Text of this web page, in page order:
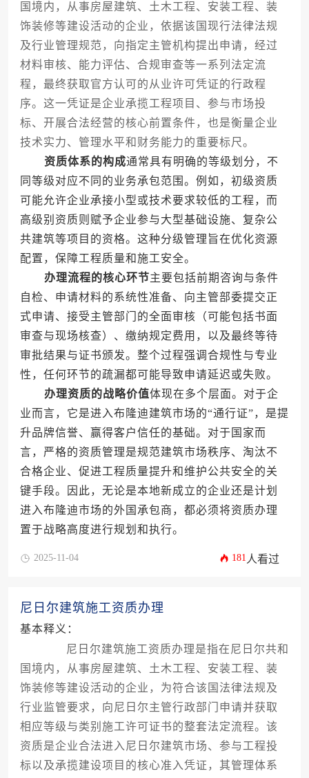
国境内，从事房屋建筑、土木工程、安装工程、装
饰装修等建设活动的企业，依据该国现行法律法规
及行业管理规范，向指定主管机构提出申请，经过
材料审核、能力评估、合规审查等一系列法定流
程，最终获取官方认可的从业许可凭证的行政程
序。这一凭证是企业承揽工程项目、参与市场投
标、开展合法经营的核心前置条件，也是衡量企业
技术实力、管理水平和财务能力的重要标尺。
资质体系的构成通常具有明确的等级划分，不
同等级对应不同的业务承包范围。例如，初级资质
可能允许企业承接小型或技术要求较低的工程，而
高级别资质则赋予企业参与大型基础设施、复杂公
共建筑等项目的资格。这种分级管理旨在优化资源
配置，保障工程质量和施工安全。
办理流程的核心环节主要包括前期咨询与条件
自检、申请材料的系统性准备、向主管部委提交正
式申请、接受主管部门的全面审核（可能包括书面
审查与现场核查）、缴纳规定费用，以及最终等待
审批结果与证书颁发。整个过程强调合规性与专业
性，任何环节的疏漏都可能导致申请延迟或失败。
办理资质的战略价值体现在多个层面。对于企
业而言，它是进入布隆迪建筑市场的“通行证”，是提
升品牌信誉、赢得客户信任的基础。对于国家而
言，严格的资质管理是规范建筑市场秩序、淘汰不
合格企业、促进工程质量提升和维护公共安全的关
键手段。因此，无论是本地新成立的企业还是计划
进入布隆迪市场的外国承包商，都必须将资质办理
置于战略高度进行规划和执行。
2025-11-04 181 人看过
尼日尔建筑施工资质办理
基本释义：
尼日尔建筑施工资质办理是指在尼日尔共和
国境内，从事房屋建筑、土木工程、安装工程、装
饰装修等建设活动的企业，为符合该国法律法规及
行业监管要求，向尼日尔主管行政部门申请并获取
相应等级与类别施工许可证书的整套法定流程。该
资质是企业合法进入尼日尔建筑市场、参与工程投
标以及承揽建设项目的核心准入凭证，其管理体系